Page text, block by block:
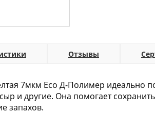
Отзывы
7мкм Eco Д-Полимер идеально
и другие. Она помогает
запахов.